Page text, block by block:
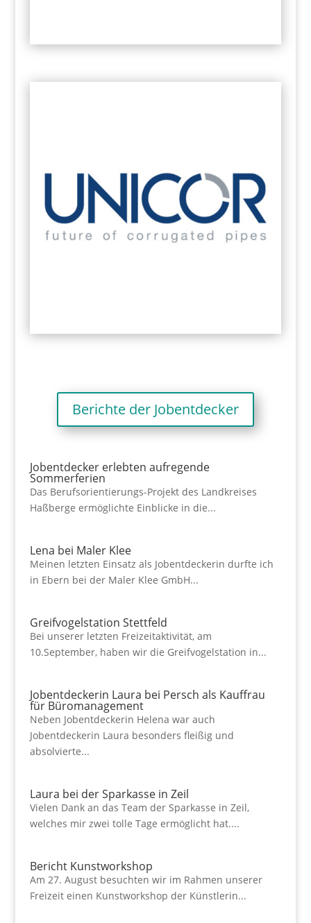
Berichte der Jobentdecker
Jobentdecker erlebten aufregende
Sommerferien
Das Berufsorientierungs-Projekt des Landkreises
Haßberge ermöglichte Einblicke in die...
Lena bei Maler Klee
Meinen letzten Einsatz als Jobentdeckerin durfte ich
in Ebern bei der Maler Klee GmbH...
Greifvogelstation Stettfeld
Bei unserer letzten Freizeitaktivität, am
10.September, haben wir die Greifvogelstation in...
Jobentdeckerin Laura bei Persch als Kauffrau
für Büromanagement
Neben Jobentdeckerin Helena war auch
Jobentdeckerin Laura besonders fleißig und
absolvierte...
Laura bei der Sparkasse in Zeil
Vielen Dank an das Team der Sparkasse in Zeil,
welches mir zwei tolle Tage ermöglicht hat....
Bericht Kunstworkshop
Am 27. August besuchten wir im Rahmen unserer
Freizeit einen Kunstworkshop der Künstlerin...